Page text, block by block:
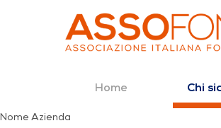
Salta al contenuto
Home Chi
Nome Azienda